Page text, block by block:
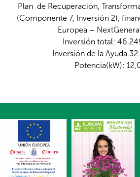
Plan de Recuperación,
(Componente 7, Inversión 2),
Europea –
Inversión total:
Inversión de la Ayuda
Potencia(kW):